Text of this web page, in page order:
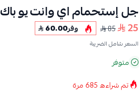
جل إستحمام اي وانت يو باك 295 مل
25
85 وفر60.00
السعر شامل الضريبة
متوفر
تم شراءه685مرة